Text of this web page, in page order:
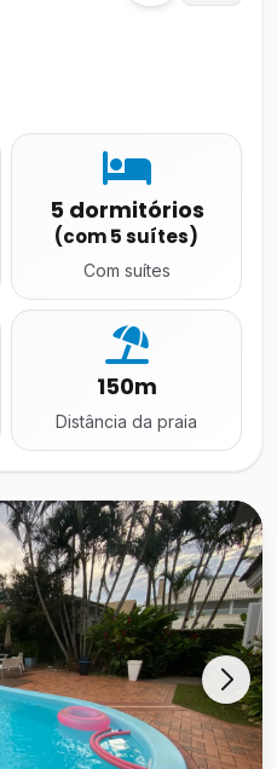
5 dormitórios
(com 5 suítes)
Com suítes
150m
Distância da praia